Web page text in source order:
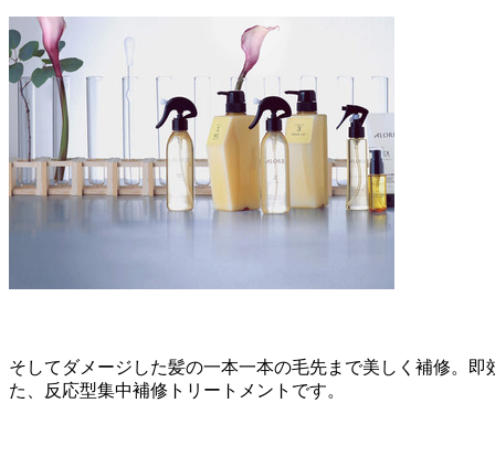
そしてダメージした髪の一本一本の毛先まで美しく補修。即
た、反応型集中補修トリートメントです。